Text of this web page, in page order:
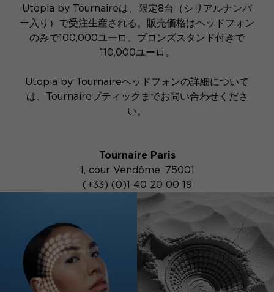
Utopia by Tournaireは、限定8台（シリアルナンバ
ー入り）で受注生産される。販売価格はヘッドフォン
のみで100,000ユーロ、ブロンズスタンド付きで
110,000ユーロ。
Utopia by Tournaireヘッドフォンの詳細について
は、Tournaireブティックまでお問い合わせくださ
い。
Tournaire Paris
1, cour Vendôme, 75001
(+33) (0)1 40 20 00 19